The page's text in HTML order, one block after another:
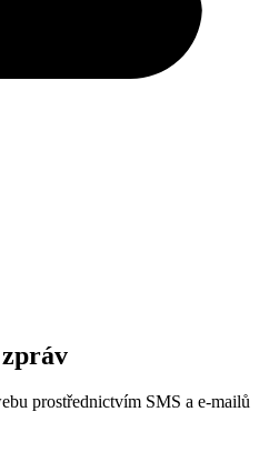
prostřednictvím SMS a e-mailů